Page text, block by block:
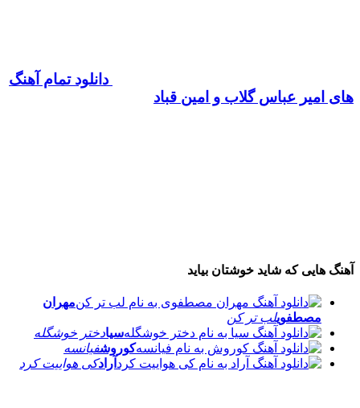
دانلود تمام آهنگ
های امیر عباس گلاب و امین قباد
آهنگ هایی که شاید خوشتان بیاید
مهران
مصطفویلب تر کن
سیادختر خوشگله
کوروشفیانسه
آرادکی هواییت کرد